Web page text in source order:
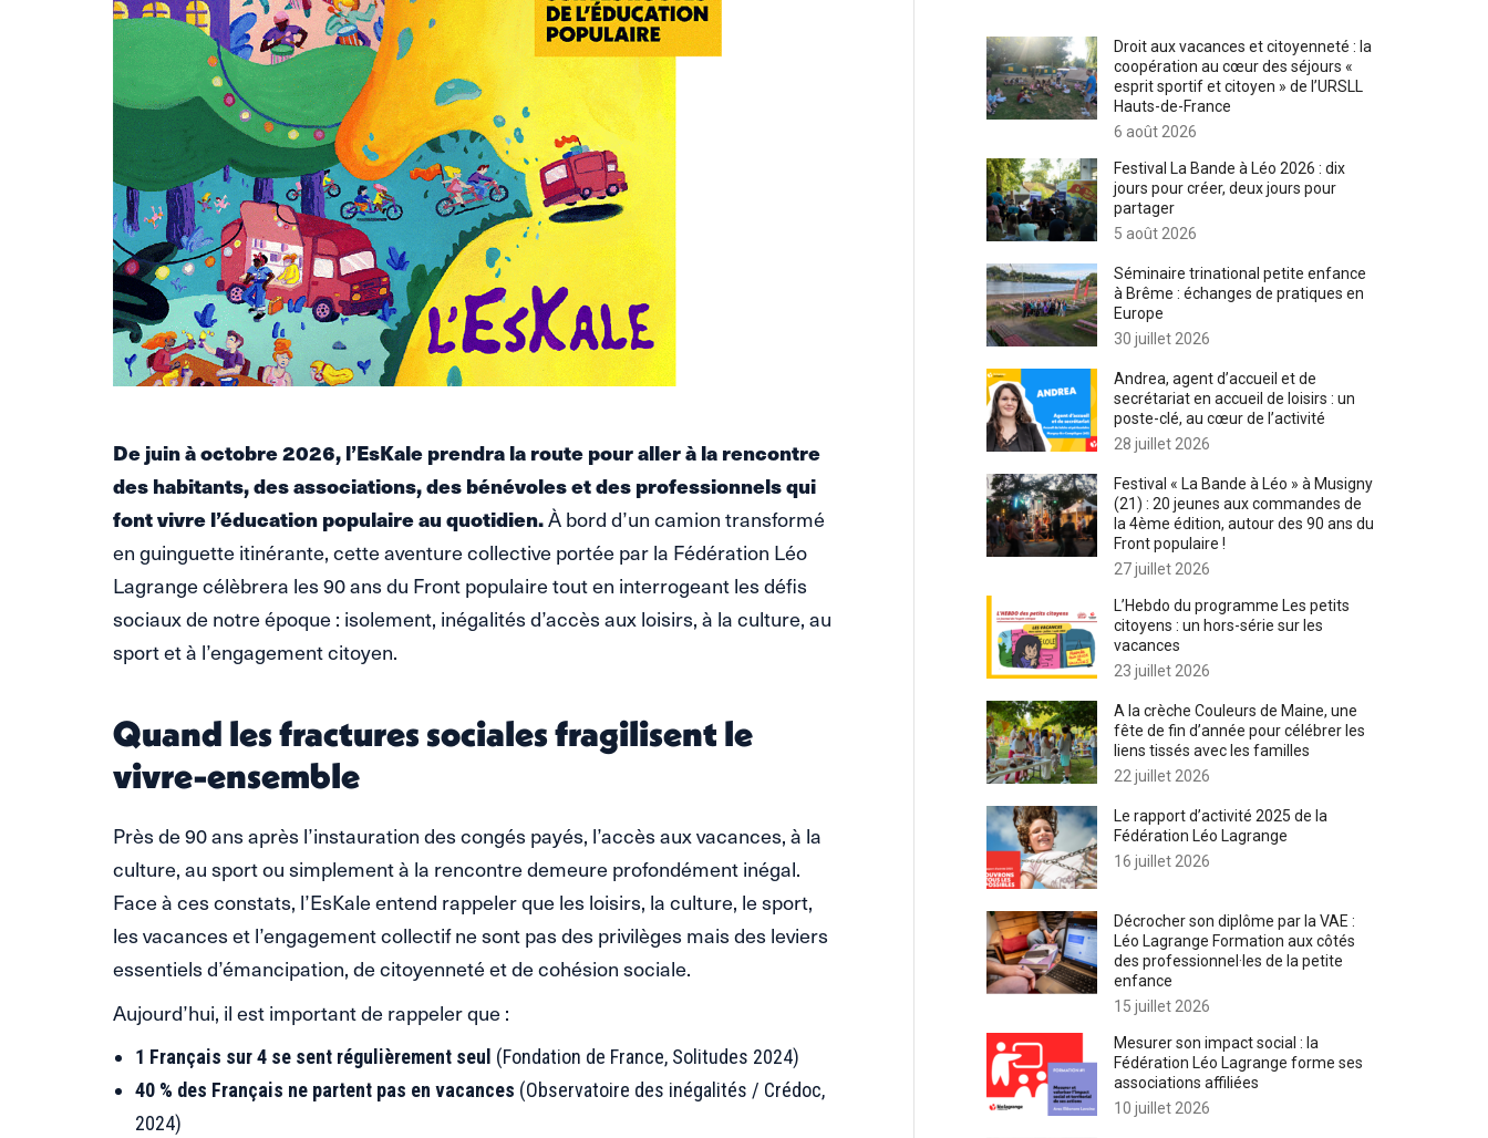
De juin à octobre 2026, l’EsKale prendra la route pour aller à la rencontre
des habitants, des associations, des bénévoles et des professionnels qui
font vivre l’éducation populaire au quotidien.À bord d’un camion transformé
en guinguette itinérante, cette aventure collective portée par la Fédération Léo
Lagrange célèbrera les 90 ans du Front populaire tout en interrogeant les défis
sociaux de notre époque : isolement, inégalités d’accès aux loisirs, à la culture, au
sport et à l’engagement citoyen.
Quand les fractures sociales fragilisent le
vivre-ensemble
Près de 90 ans après l’instauration des congés payés, l’accès aux vacances, à la
culture, au sport ou simplement à la rencontre demeure profondément inégal.
Face à ces constats, l’EsKale entend rappeler que les loisirs, la culture, le sport,
les vacances et l’engagement collectif ne sont pas des privilèges mais des leviers
essentiels d’émancipation, de citoyenneté et de cohésion sociale.
Aujourd’hui, il est important de rappeler que :
1 Français sur 4 se sent régulièrement seul (Fondation de France, Solitudes 2024)
40 % des Français ne partent pas en vacances (Observatoire des inégalités / Crédoc,
2024)
Droit aux vacances et citoyenneté : la
coopération au cœur des séjours «
esprit sportif et citoyen » de l’URSLL
Hauts-de-France
6 août 2026
Festival La Bande à Léo 2026 : dix
jours pour créer, deux jours pour
partager
5 août 2026
Séminaire trinational petite enfance
à Brême : échanges de pratiques en
Europe
30 juillet 2026
Andrea, agent d’accueil et de
secrétariat en accueil de loisirs : un
poste-clé, au cœur de l’activité
28 juillet 2026
Festival « La Bande à Léo » à Musigny
(21) : 20 jeunes aux commandes de
la 4ème édition, autour des 90 ans du
Front populaire !
27 juillet 2026
L’Hebdo du programme Les petits
citoyens : un hors-série sur les
vacances
23 juillet 2026
A la crèche Couleurs de Maine, une
fête de fin d’année pour célébrer les
liens tissés avec les familles
22 juillet 2026
Le rapport d’activité 2025 de la
Fédération Léo Lagrange
16 juillet 2026
Décrocher son diplôme par la VAE :
Léo Lagrange Formation aux côtés
des professionnel·les de la petite
enfance
15 juillet 2026
Mesurer son impact social : la
Fédération Léo Lagrange forme ses
associations affiliées
10 juillet 2026